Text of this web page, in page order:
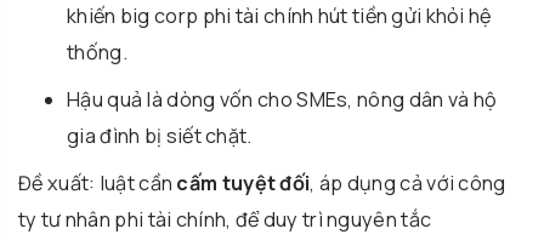
khiến big corp phi tài chính hút tiền gửi khỏi hệ
thống.
Hậu quả là dòng vốn cho SMEs, nông dân và hộ
gia đình bị siết chặt.
Đề xuất: luật cần cấm tuyệt đối, áp dụng cả với công
ty tư nhân phi tài chính, để duy trì nguyên tắc